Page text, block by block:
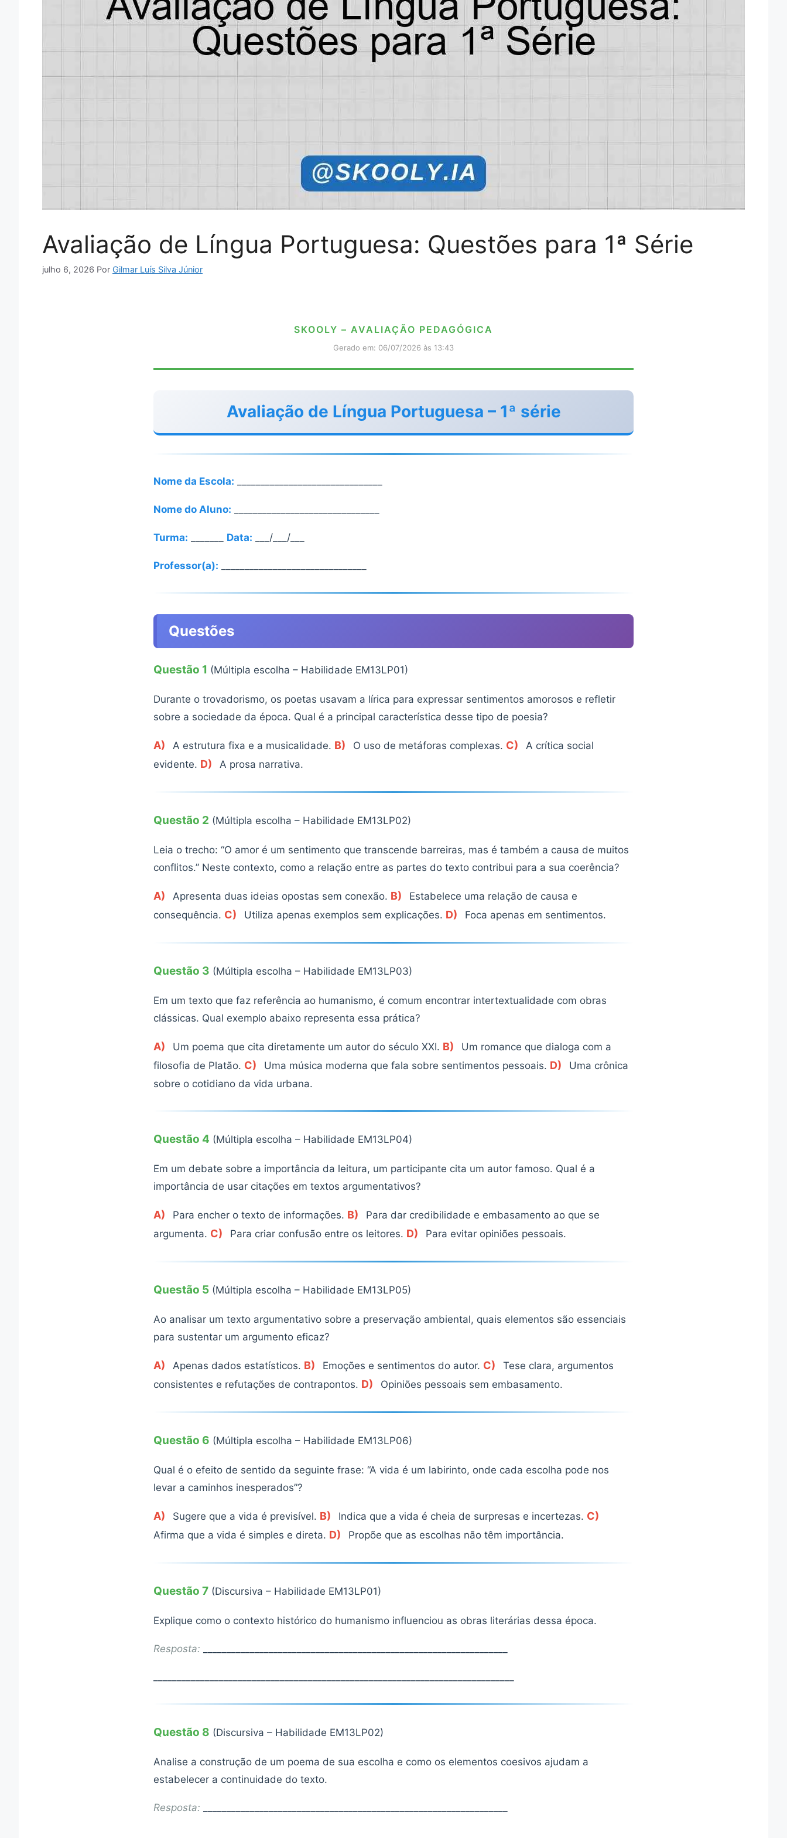
Avaliação de Língua Portuguesa: Questões para 1ª Série
julho 6, 2026 Por Gilmar Luís Silva Júnior
SKOOLY – AVALIAÇÃO PEDAGÓGICA
Gerado em: 06/07/2026 às 13:43
Avaliação de Língua Portuguesa – 1ª série
Nome da Escola:
Nome do Aluno:
Turma: Data: ___/___/___
Professor(a):
Questões
Questão 1 (Múltipla escolha – Habilidade EM13LP01)
Durante o trovadorismo, os poetas usavam a lírica para expressar sentimentos amorosos e refletir
sobre a sociedade da época. Qual é a principal característica desse tipo de poesia?
A) A estrutura fixa e a musicalidade. B) O uso de metáforas complexas. C)
A crítica social
evidente. D) A prosa narrativa.
Questão 2 (Múltipla escolha – Habilidade EM13LP02)
Leia o trecho: “O amor é um sentimento que transcende barreiras, mas é também a causa de muitos
conflitos.” Neste contexto, como a relação entre as partes do texto contribui para a sua coerência?
A) Apresenta duas ideias opostas sem conexão. B)
Estabelece uma relação de causa e
consequência. C) Utiliza apenas exemplos sem explicações. D) Foca apenas em sentimentos.
Questão 3 (Múltipla escolha – Habilidade EM13LP03)
Em um texto que faz referência ao humanismo, é comum encontrar intertextualidade com obras
clássicas. Qual exemplo abaixo representa essa prática?
A) Um poema que cita diretamente um autor do século XXI. B)
Um romance que dialoga com a
filosofia de Platão. C) Uma música moderna que fala sobre sentimentos pessoais. D)
Uma crônica
sobre o cotidiano da vida urbana.
Questão 4 (Múltipla escolha – Habilidade EM13LP04)
Em um debate sobre a importância da leitura, um participante cita um autor famoso. Qual é a
importância de usar citações em textos argumentativos?
A) Para encher o texto de informações. B)
Para dar credibilidade e embasamento ao que se
argumenta. C) Para criar confusão entre os leitores. D) Para evitar opiniões pessoais.
Questão 5 (Múltipla escolha – Habilidade EM13LP05)
Ao analisar um texto argumentativo sobre a preservação ambiental, quais elementos são essenciais
para sustentar um argumento eficaz?
A) Apenas dados estatísticos. B) Emoções e sentimentos do autor. C)
Tese clara, argumentos
consistentes e refutações de contrapontos. D) Opiniões pessoais sem embasamento.
Questão 6 (Múltipla escolha – Habilidade EM13LP06)
Qual é o efeito de sentido da seguinte frase: “A vida é um labirinto, onde cada escolha pode nos
levar a caminhos inesperados”?
A) Sugere que a vida é previsível. B) Indica que a vida é cheia de surpresas e incertezas. C)
Afirma que a vida é simples e direta. D) Propõe que as escolhas não têm importância.
Questão 7 (Discursiva – Habilidade EM13LP01)
Explique como o contexto histórico do humanismo influenciou as obras literárias dessa época.
Resposta:
Questão 8 (Discursiva – Habilidade EM13LP02)
Analise a construção de um poema de sua escolha e como os elementos coesivos ajudam a
estabelecer a continuidade do texto.
Resposta: